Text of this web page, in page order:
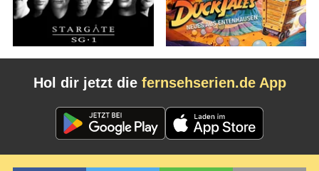
Hol dir jetzt die fernsehserien.de App